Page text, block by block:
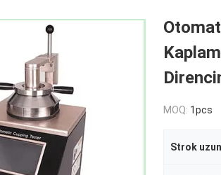
MOQ: 1pcs
Strok